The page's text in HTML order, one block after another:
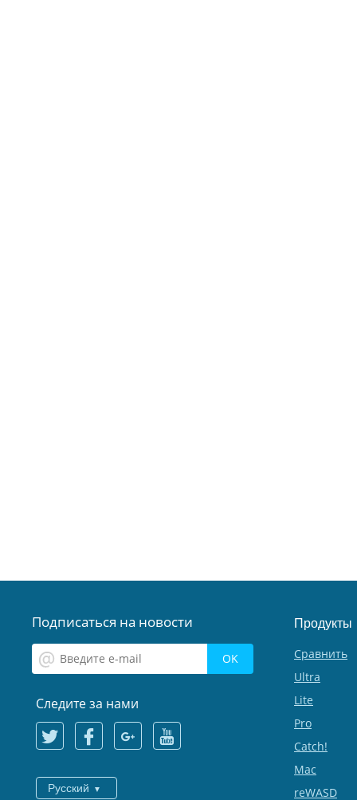
Подписаться на новости
Следите за нами
Русский
Продукты
Сравнить
Ultra
Lite
Pro
Catch!
Mac
reWASD